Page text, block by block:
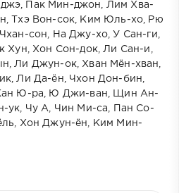
Пак Мин-джон, Лим Хва-
Тхэ Вон-сок, Ким Юль-хо, Рю
сон, На Джу-хо, У Сан-ги,
Хун, Хон Сон-док, Ли Сан-и,
Ли Джун-ок, Хван Мён-хван,
Ли Да-ён, Чхон Дон-бин,
Ю-ра, Ю Джи-ван, Щин Ан-
ук, Чу А, Чин Ми-са, Пан Со-
Хон Джун-ён, Ким Мин-